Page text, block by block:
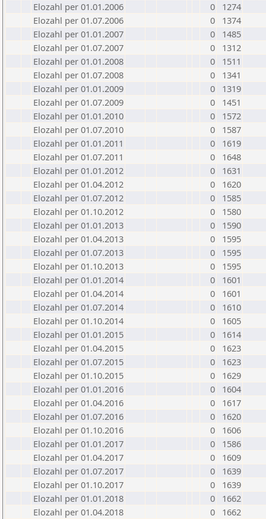
Elozahl per 01.01.2006
0
1274
Elozahl per 01.07.2006
0
1374
Elozahl per 01.01.2007
0
1485
Elozahl per 01.07.2007
0
1312
Elozahl per 01.01.2008
0
1511
Elozahl per 01.07.2008
0
1341
Elozahl per 01.01.2009
0
1319
Elozahl per 01.07.2009
0
1451
Elozahl per 01.01.2010
0
1572
Elozahl per 01.07.2010
0
1587
Elozahl per 01.01.2011
0
1619
Elozahl per 01.07.2011
0
1648
Elozahl per 01.01.2012
0
1631
Elozahl per 01.04.2012
0
1620
Elozahl per 01.07.2012
0
1585
Elozahl per 01.10.2012
0
1580
Elozahl per 01.01.2013
0
1590
Elozahl per 01.04.2013
0
1595
Elozahl per 01.07.2013
0
1595
Elozahl per 01.10.2013
0
1595
Elozahl per 01.01.2014
0
1601
Elozahl per 01.04.2014
0
1601
Elozahl per 01.07.2014
0
1610
Elozahl per 01.10.2014
0
1605
Elozahl per 01.01.2015
0
1614
Elozahl per 01.04.2015
0
1623
Elozahl per 01.07.2015
0
1623
Elozahl per 01.10.2015
0
1629
Elozahl per 01.01.2016
0
1604
Elozahl per 01.04.2016
0
1617
Elozahl per 01.07.2016
0
1620
Elozahl per 01.10.2016
0
1606
Elozahl per 01.01.2017
0
1586
Elozahl per 01.04.2017
0
1609
Elozahl per 01.07.2017
0
1639
Elozahl per 01.10.2017
0
1639
Elozahl per 01.01.2018
0
1662
Elozahl per 01.04.2018
0
1662